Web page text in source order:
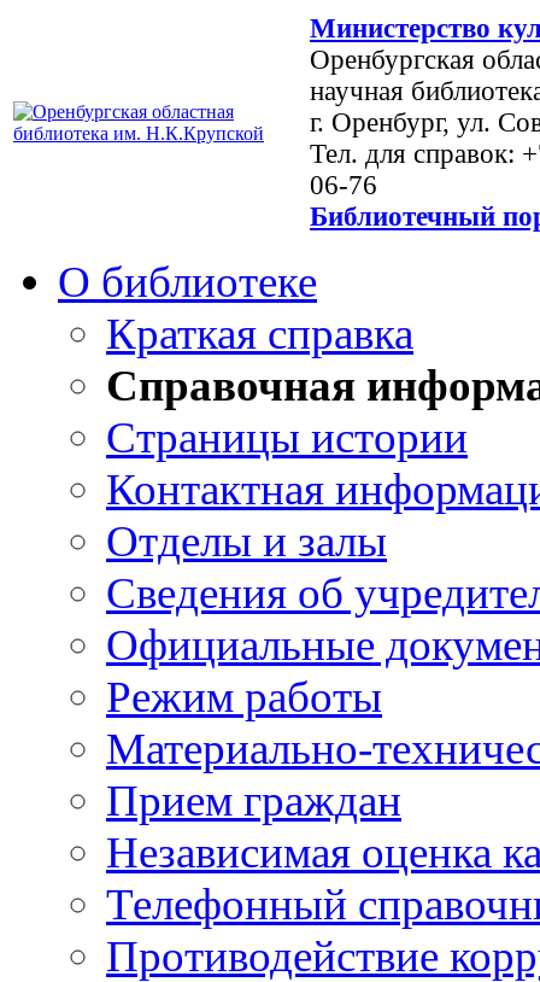
Министерство
Оренбургская
научная
г. Оренбург, ул.
Тел. для справок:
06-76
Библиотечный
О библиотеке
Краткая справка
Справочная
Страницы истории
Контактная
Отделы и залы
Сведения об
Официальные
Режим работы
Материально-
Прием граждан
Независимая оценка
Телефонный
Противодействие